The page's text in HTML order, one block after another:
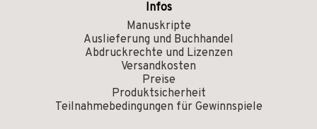
Infos
Manuskripte
Auslieferung und Buchhandel
Abdruckrechte und Lizenzen
Versandkosten
Preise
Produktsicherheit
Teilnahmebedingungen für Gewinnspiele